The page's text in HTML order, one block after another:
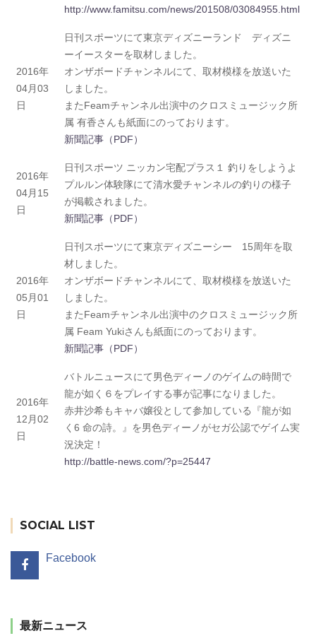
http://www.famitsu.com/news/201508/03084955.html
2016年
04月03
日
日刊スポーツにて東京ディズニーランド ディズニ
ーイースターを取材しました。
オンザボードチャンネルにて、取材模様を放送いた
しました。
またFeamチャンネル出演中のクロスミュージック所
属 有香さんも紙面にのっております。
新聞記事（PDF）
2016年
04月15
日
日刊スポーツ ニッカン宅配プラス１ 釣りをしようよ
プルルン体験隊にて清水愛チャンネルの釣りの様子
が掲載されました。
新聞記事（PDF）
2016年
05月01
日
日刊スポーツにて東京ディズニーシー 15周年を取
材しました。
オンザボードチャンネルにて、取材模様を放送いた
しました。
またFeamチャンネル出演中のクロスミュージック所
属 Feam Yukiさんも紙面にのっております。
新聞記事（PDF）
2016年
12月02
日
バトルニュースにて男色ディーノのゲイムの時間で
龍が如く６をプレイする事が記事になりました。
赤井沙希もキャバ嬢役として参加している『龍が如
く6 命の詩。』を男色ディーノがセガ公認でゲイム実
況決定！
http://battle-news.com/?p=25447
SOCIAL LIST
Facebook
最新ニュース